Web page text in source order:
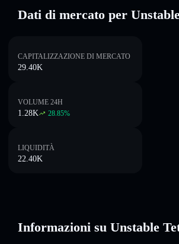
Dati di mercato per
CAPITALIZZAZIONE DI MERCATO
29.40K
VOLUME 24H
1.28K 28.85%
LIQUIDITÀ
22.40K
Informazioni su Unstable